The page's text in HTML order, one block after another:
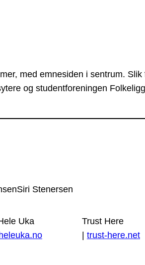
med emnesiden i sentrum. Slik
og studentforeningen
Siri Stenersen
Uka
Trust Here
| trust-here.net